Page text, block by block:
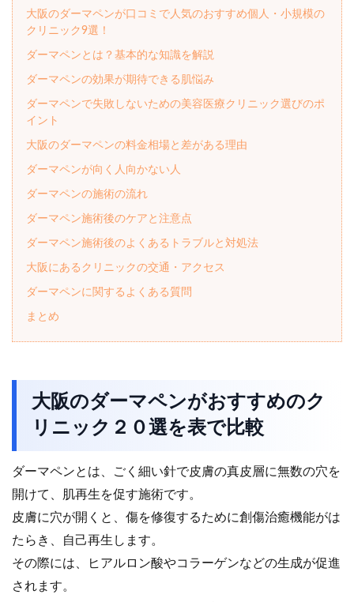
大阪のダーマペンが口コミで人気のおすすめ個人・小規模の
クリニック9選！
ダーマペンとは？基本的な知識を解説
ダーマペンの効果が期待できる肌悩み
ダーマペンで失敗しないための美容医療クリニック選びのポ
イント
大阪のダーマペンの料金相場と差がある理由
ダーマペンが向く人向かない人
ダーマペンの施術の流れ
ダーマペン施術後のケアと注意点
ダーマペン施術後のよくあるトラブルと対処法
大阪にあるクリニックの交通・アクセス
ダーマペンに関するよくある質問
まとめ
大阪のダーマペンがおすすめのク
リニック２０選を表で比較
ダーマペンとは、ごく細い針で皮膚の真皮層に無数の穴を
開けて、肌再生を促す施術です。
皮膚に穴が開くと、傷を修復するために創傷治癒機能がは
たらき、自己再生します。
その際には、ヒアルロン酸やコラーゲンなどの生成が促進
されます。